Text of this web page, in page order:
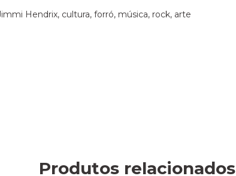
Hendrix, cultura, forró, música, rock, arte
Produtos relacionados